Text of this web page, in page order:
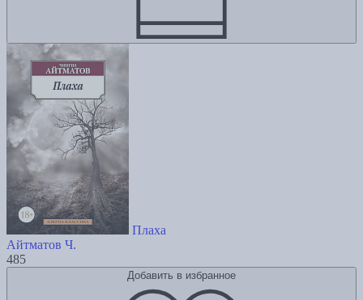
Плаха
Айтматов Ч.
485
Добавить в избранное